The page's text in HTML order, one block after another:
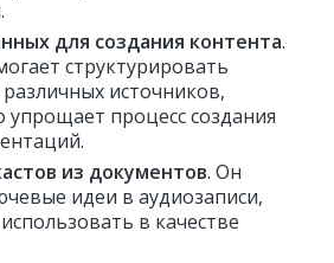
для создания контента.
структурировать
источников,
упрощает процесс создания
из документов. Он
идеи в аудиозаписи,
в качестве